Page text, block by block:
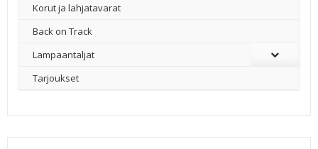
Korut ja lahjatavarat
Back on Track
Lampaantaljat
Tarjoukset